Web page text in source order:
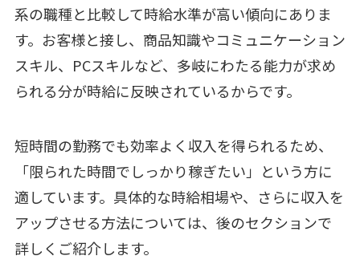
系の職種と比較して時給水準が高い傾向にありま
す。お客様と接し、商品知識やコミュニケーション
スキル、PCスキルなど、多岐にわたる能力が求め
られる分が時給に反映されているからです。
短時間の勤務でも効率よく収入を得られるため、
「限られた時間でしっかり稼ぎたい」という方に
適しています。具体的な時給相場や、さらに収入を
アップさせる方法については、後のセクションで
詳しくご紹介します。